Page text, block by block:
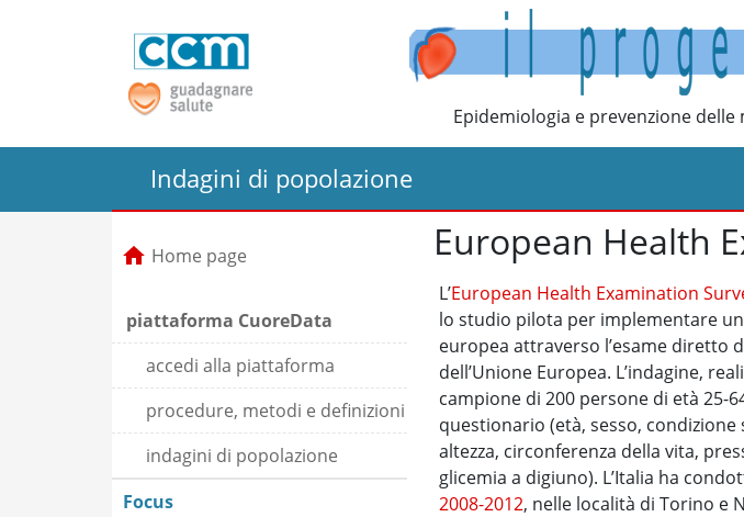
Epidemiologia e prevenzione
Indagini di popolazione
Home page
piattaforma CuoreData
accedi alla piattaforma
procedure, metodi e definizioni
indagini di popolazione
Focus
European Health
L’European Health Examination
lo studio pilota per implementare
europea attraverso l’esame diretto
dell’Unione Europea. L’indagine,
campione di 200 persone di età 25-
questionario (età, sesso,
altezza, circonferenza della vita,
glicemia a digiuno). L’Italia ha
2008-2012, nelle località di Torino e